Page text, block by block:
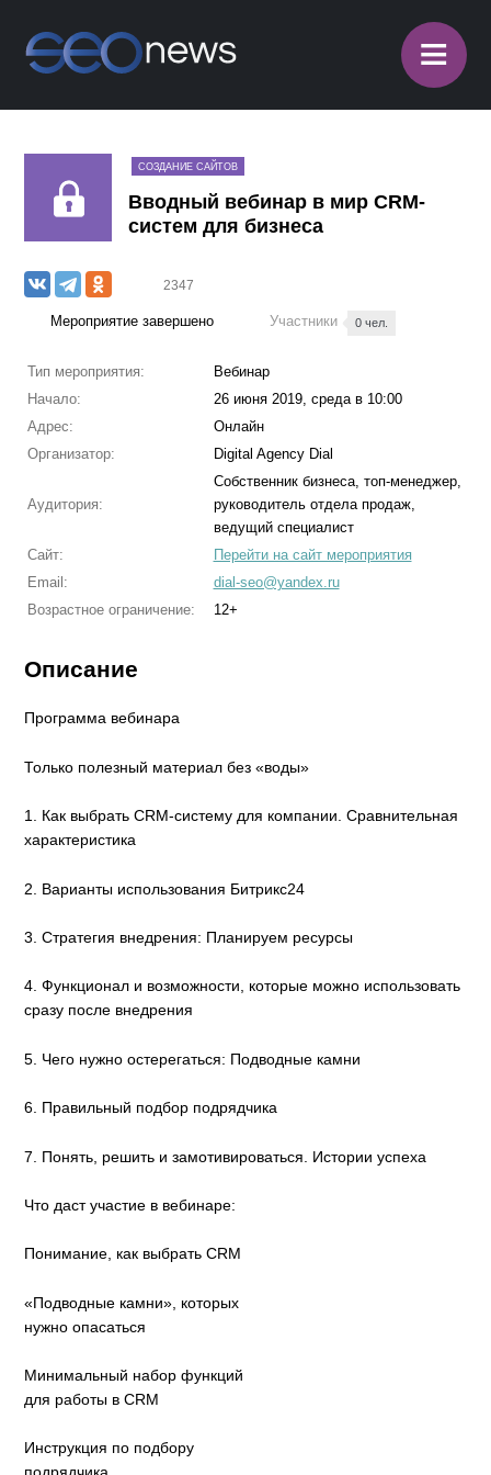
≡
СОЗДАНИЕ САЙТОВ
Вводный вебинар в мир CRM-
систем для бизнеса
2347
Мероприятие завершено Участники 0 чел.
Тип мероприятия:
Вебинар
Начало:
26 июня 2019, среда в 10:00
Адрес:
Онлайн
Организатор:
Digital Agency Dial
Аудитория:
Собственник бизнеса, топ-менеджер,
руководитель отдела продаж,
ведущий специалист
Сайт:
Перейти на сайт мероприятия
Email:
dial-seo@yandex.ru
Возрастное ограничение:
12+
Описание
Программа вебинара
Только полезный материал без «воды»
1. Как выбрать CRM-систему для компании. Сравнительная
характеристика
2. Варианты использования Битрикс24
3. Стратегия внедрения: Планируем ресурсы
4. Функционал и возможности, которые можно использовать
сразу после внедрения
5. Чего нужно остерегаться: Подводные камни
6. Правильный подбор подрядчика
7. Понять, решить и замотивироваться. Истории успеха
Что даст участие в вебинаре:
Понимание, как выбрать CRM
«Подводные камни», которых
нужно опасаться
Минимальный набор функций
для работы в CRM
Инструкция по подбору